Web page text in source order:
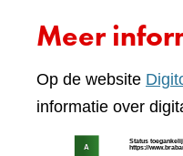
Meer
Op de website
informatie over